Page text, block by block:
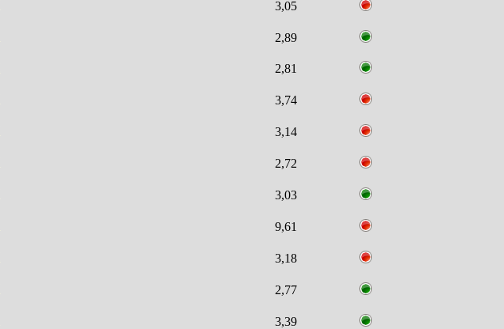
3,05
2,89
2,81
3,74
3,14
2,72
3,03
9,61
3,18
2,77
3,39